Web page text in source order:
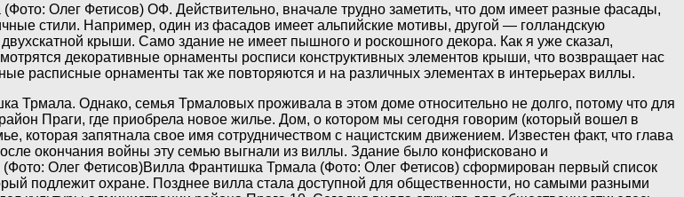
Олег Фетисов) ОФ. Действительно, вначале трудно заметить, что дом имеет разные фасады,
стили. Например, один из фасадов имеет альпийские мотивы, другой — голландскую
крыши. Само здание не имеет пышного и роскошного декора. Как я уже сказал,
декоративные орнаменты росписи конструктивных элементов крыши, что возвращает нас
расписные орнаменты так же повторяются и на различных элементах в интерьерах виллы.
Трмала. Однако, семья Трмаловых проживала в этом доме относительно не долго, потому что для
Праги, где приобрела новое жилье. Дом, о котором мы сегодня говорим (который вошел в
которая запятнала свое имя сотрудничеством с нацистским движением. Известен факт, что глава
окончания войны эту семью выгнали из виллы. Здание было конфисковано и
Вилла Франтишка Трмала (Фото: Олег Фетисов) сформирован первый список
подлежит охране. Позднее вилла стала доступной для общественности, но самыми разными